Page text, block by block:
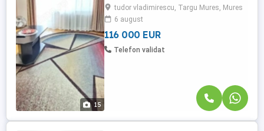
15
Compus din: sufragerie, 2 dormitoare, 2
bai ambele cu geamuri, bucatarie marita,
antreu, hol, camara, balcon ...
tudor vladimirescu, Targu Mures, Mures
6 august
116 000 EUR
Telefon validat